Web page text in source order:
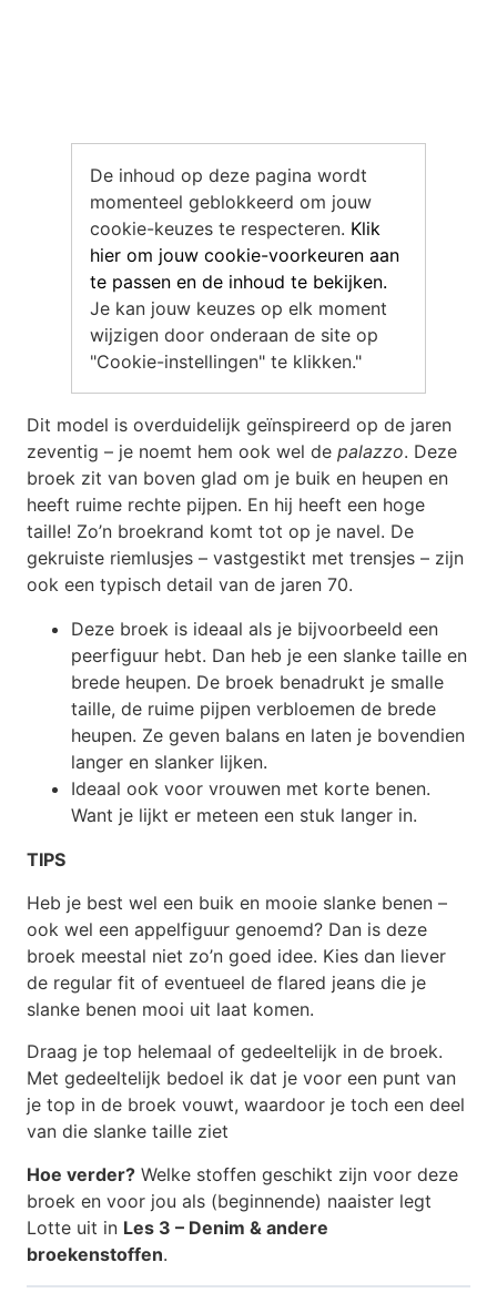
De inhoud op deze pagina wordt
momenteel geblokkeerd om jouw
cookie-keuzes te respecteren. Klik
hier om jouw cookie-voorkeuren aan
te passen en de inhoud te bekijken.
Je kan jouw keuzes op elk moment
wijzigen door onderaan de site op
"Cookie-instellingen" te klikken."
Dit model is overduidelijk geïnspireerd op de jaren
zeventig – je noemt hem ook wel de palazzo. Deze
broek zit van boven glad om je buik en heupen en
heeft ruime rechte pijpen. En hij heeft een hoge
taille! Zo’n broekrand komt tot op je navel. De
gekruiste riemlusjes – vastgestikt met trensjes – zijn
ook een typisch detail van de jaren 70.
Deze broek is ideaal als je bijvoorbeeld een
peerfiguur hebt. Dan heb je een slanke taille en
brede heupen. De broek benadrukt je smalle
taille, de ruime pijpen verbloemen de brede
heupen. Ze geven balans en laten je bovendien
langer en slanker lijken.
Ideaal ook voor vrouwen met korte benen.
Want je lijkt er meteen een stuk langer in.
TIPS
Heb je best wel een buik en mooie slanke benen –
ook wel een appelfiguur genoemd? Dan is deze
broek meestal niet zo’n goed idee. Kies dan liever
de regular fit of eventueel de flared jeans die je
slanke benen mooi uit laat komen.
Draag je top helemaal of gedeeltelijk in de broek.
Met gedeeltelijk bedoel ik dat je voor een punt van
je top in de broek vouwt, waardoor je toch een deel
van die slanke taille ziet
Hoe verder? Welke stoffen geschikt zijn voor deze
broek en voor jou als (beginnende) naaister legt
Lotte uit in Les 3 – Denim & andere
broekenstoffen.